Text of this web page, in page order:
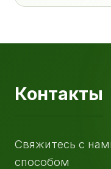
Контакты
Свяжитесь с
способом